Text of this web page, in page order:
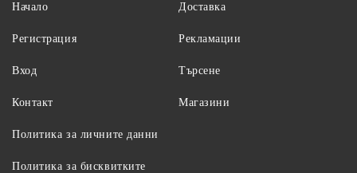
Начало
Регистрация
Вход
Контакт
Доставка
Рекламации
Търсене
Магазини
Политика за личните данни
Политика за бисквитките